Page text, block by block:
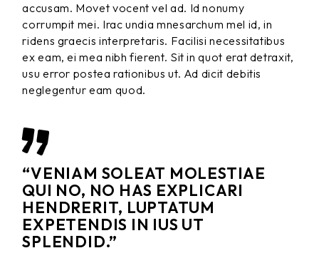
accusam. Movet vocent vel ad. Id nonumy
corrumpit mei. Irac undia mnesarchum mel id, in
ridens graecis interpretaris. Facilisi necessitatibus
ex eam, ei mea nibh fierent. Sit in quot erat detraxit,
usu error postea rationibus ut. Ad dicit debitis
neglegentur eam quod.
“VENIAM SOLEAT MOLESTIAE
QUI NO, NO HAS EXPLICARI
HENDRERIT, LUPTATUM
EXPETENDIS IN IUS UT
SPLENDID.”